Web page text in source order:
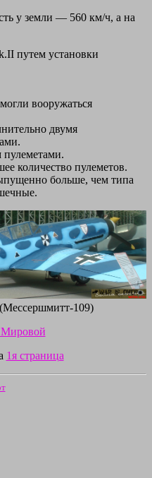
у земли — 560 км/ч, а на
путем установки
вооружаться
двумя
пулеметами.
количество пулеметов.
больше, чем типа
109)
Мировой
1я страница